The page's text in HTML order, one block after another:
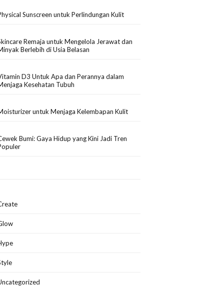
Sunscreen untuk Perlindungan Kulit
Remaja untuk Mengelola Jerawat dan
Berlebih di Usia Belasan
D3 Untuk Apa dan Perannya dalam
Kesehatan Tubuh
untuk Menjaga Kelembapan Kulit
Bumi: Gaya Hidup yang Kini Jadi Tren